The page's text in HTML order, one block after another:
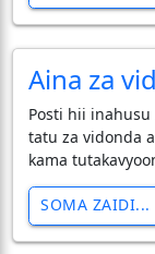
Aina za
Posti hii
tatu za vidonda
kama
SOMA ZAIDI...